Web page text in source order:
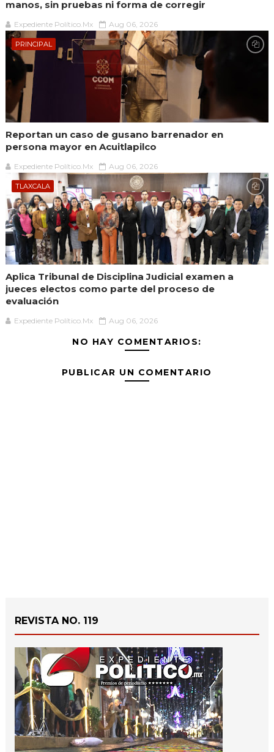
manos, sin pruebas ni forma de corregir
Expediente Político.Mx Aug 06, 2026
PRINCIPAL
Reportan un caso de gusano barrenador en
persona mayor en Acuitlapilco
Expediente Político.Mx Aug 06, 2026
TLAXCALA
Aplica Tribunal de Disciplina Judicial examen a
jueces electos como parte del proceso de
evaluación
Expediente Político.Mx Aug 06, 2026
NO HAY COMENTARIOS:
PUBLICAR UN COMENTARIO
REVISTA NO. 119